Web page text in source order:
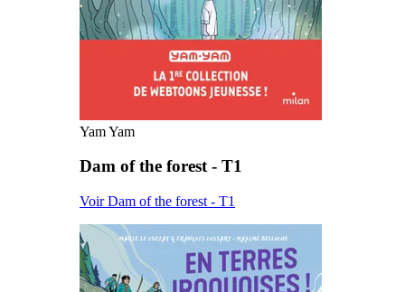
Yam Yam
Dam of the forest - T1
Voir Dam of the forest - T1